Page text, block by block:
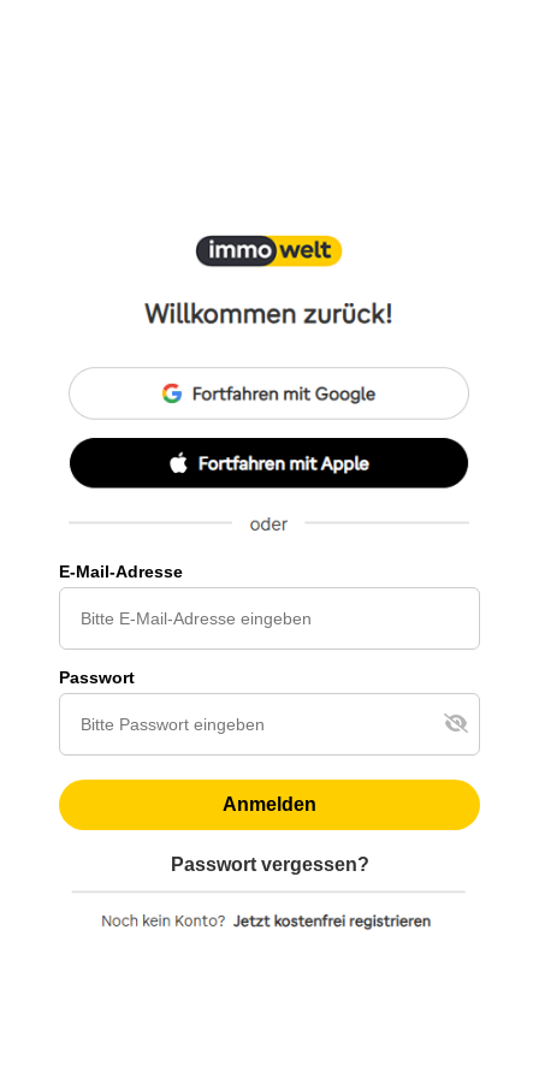
E-Mail-Adresse
Passwort
Anmelden
Passwort vergessen?